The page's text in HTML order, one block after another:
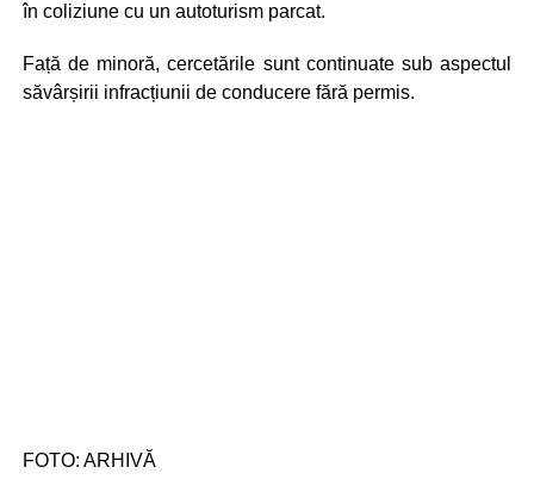
în coliziune cu un autoturism parcat.
Față de minoră, cercetările sunt continuate sub aspectul
săvârșirii infracțiunii de conducere fără permis.
FOTO: ARHIVĂ